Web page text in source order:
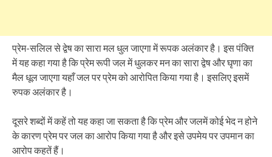
प्रेम-सलिल से द्वेष का सारा मल धुल जाएगा में रूपक अलंकार है। इस पंक्ति
में यह कहा गया है कि प्रेम रूपी जल में धुलकर मन का सारा द्वेष और घृणा का
मैल धूल जाएगा यहाँ जल पर प्रेम को आरोपित किया गया है। इसलिए इसमें
रुपक अलंकार है।
दूसरे शब्दों में कहें तो यह कहा जा सकता है कि प्रेम और जलमें कोई भेद न होने
के कारण प्रेम पर जल का आरोप किया गया है और इसे उपमेय पर उपमान का
आरोप कहतें हैं।